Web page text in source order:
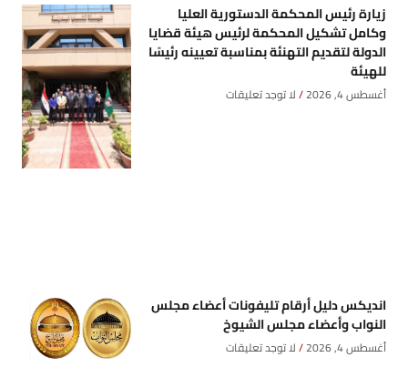
زيارة رئيس المحكمة الدستورية العليا
وكامل تشكيل المحكمة لرئيس هيئة قضايا
الدولة لتقديم التهنئة بمناسبة تعيينه رئيسًا
للهيئة
أغسطس 4, 2026 لا توجد تعليقات
انديكس دليل أرقام تليفونات أعضاء مجلس
النواب وأعضاء مجلس الشيوخ
أغسطس 4, 2026 لا توجد تعليقات